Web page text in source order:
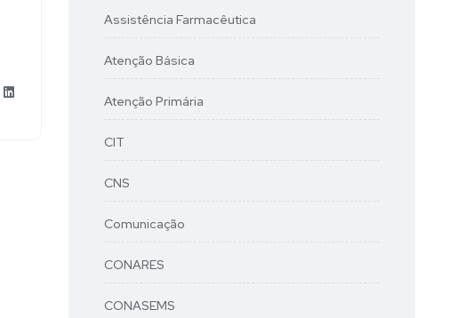
Assistência Farmacêutica
Atenção Básica
Atenção Primária
CIT
CNS
Comunicação
CONARES
CONASEMS